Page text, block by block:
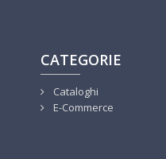
CATEGORIE
Cataloghi
E-Commerce